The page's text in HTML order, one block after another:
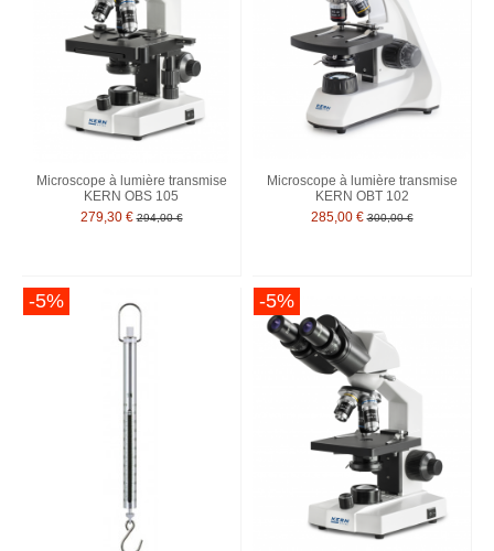
Microscope à lumière transmise
KERN OBS 105
279,30 € 294,00 €
Microscope à lumière transmise
KERN OBT 102
285,00 € 300,00 €
-5% -5%